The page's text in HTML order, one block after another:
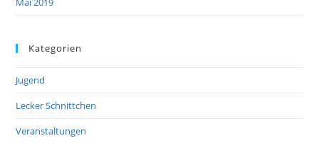
Kategorien
Jugend
Lecker Schnittchen
Veranstaltungen